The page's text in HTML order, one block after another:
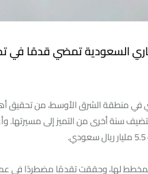
السعودية تمضي قدمًا في
في منطقة الشرق الأوسط، من تحقيق
وتجاوز العديد من أهدافها التكتيكية للعام 2016، لتضيف سنة أخرى من
مع المشاريع المخطط لها، وحققت تقدمًا مضطردًا